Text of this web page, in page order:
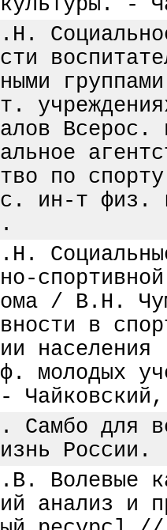
-
по
ин-т физ.
/ В.Н.
в
молодых
-
Самбо для
Волевые
анализ и